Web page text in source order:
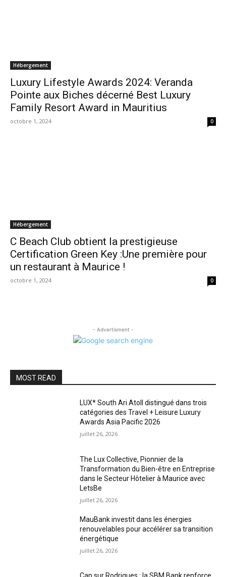
Hébergement
Luxury Lifestyle Awards 2024: Veranda
Pointe aux Biches décerné Best Luxury
Family Resort Award in Mauritius
octobre 1, 2024 0
Hébergement
C Beach Club obtient la prestigieuse
Certification Green Key :Une première pour
un restaurant à Maurice !
octobre 1, 2024 0
- Advertisment -
MOST READ
LUX* South Ari Atoll distingué dans trois
catégories des Travel + Leisure Luxury
Awards Asia Pacific 2026
juillet 26, 2026
The Lux Collective, Pionnier de la
Transformation du Bien-être en Entreprise
dans le Secteur Hôtelier à Maurice avec
LetsBe
juillet 26, 2026
MauBank investit dans les énergies
renouvelables pour accélérer sa transition
énergétique
juillet 26, 2026